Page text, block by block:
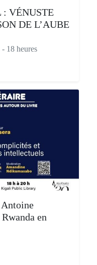
VÉNUSTE
DE L’AUBE
18 heures
en